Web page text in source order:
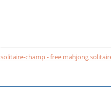
solitaire-champ - free mahjong